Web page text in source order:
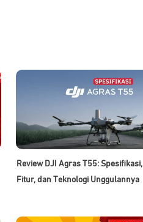
Review DJI Agras T55: Spesifikasi,
Fitur, dan Teknologi Unggulannya